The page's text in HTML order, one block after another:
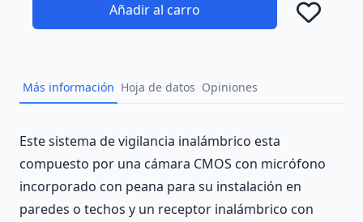
Añadir al carro
Más información Hoja de datos Opiniones
Description
Este sistema de vigilancia inalámbrico esta
compuesto por una cámara CMOS con micrófono
incorporado con peana para su instalación en
paredes o techos y un receptor inalámbrico con